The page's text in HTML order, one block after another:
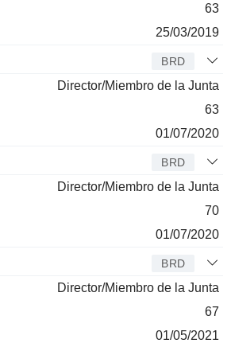
63
25/03/2019
BRD
Director/Miembro de la Junta
63
01/07/2020
BRD
Director/Miembro de la Junta
70
01/07/2020
BRD
Director/Miembro de la Junta
67
01/05/2021